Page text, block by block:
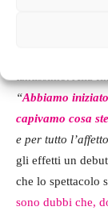
Per fortuna era
“Abbiamo
capivamo cosa
e per tutto
gli effetti un
che lo spettacolo
sono dubbi che,